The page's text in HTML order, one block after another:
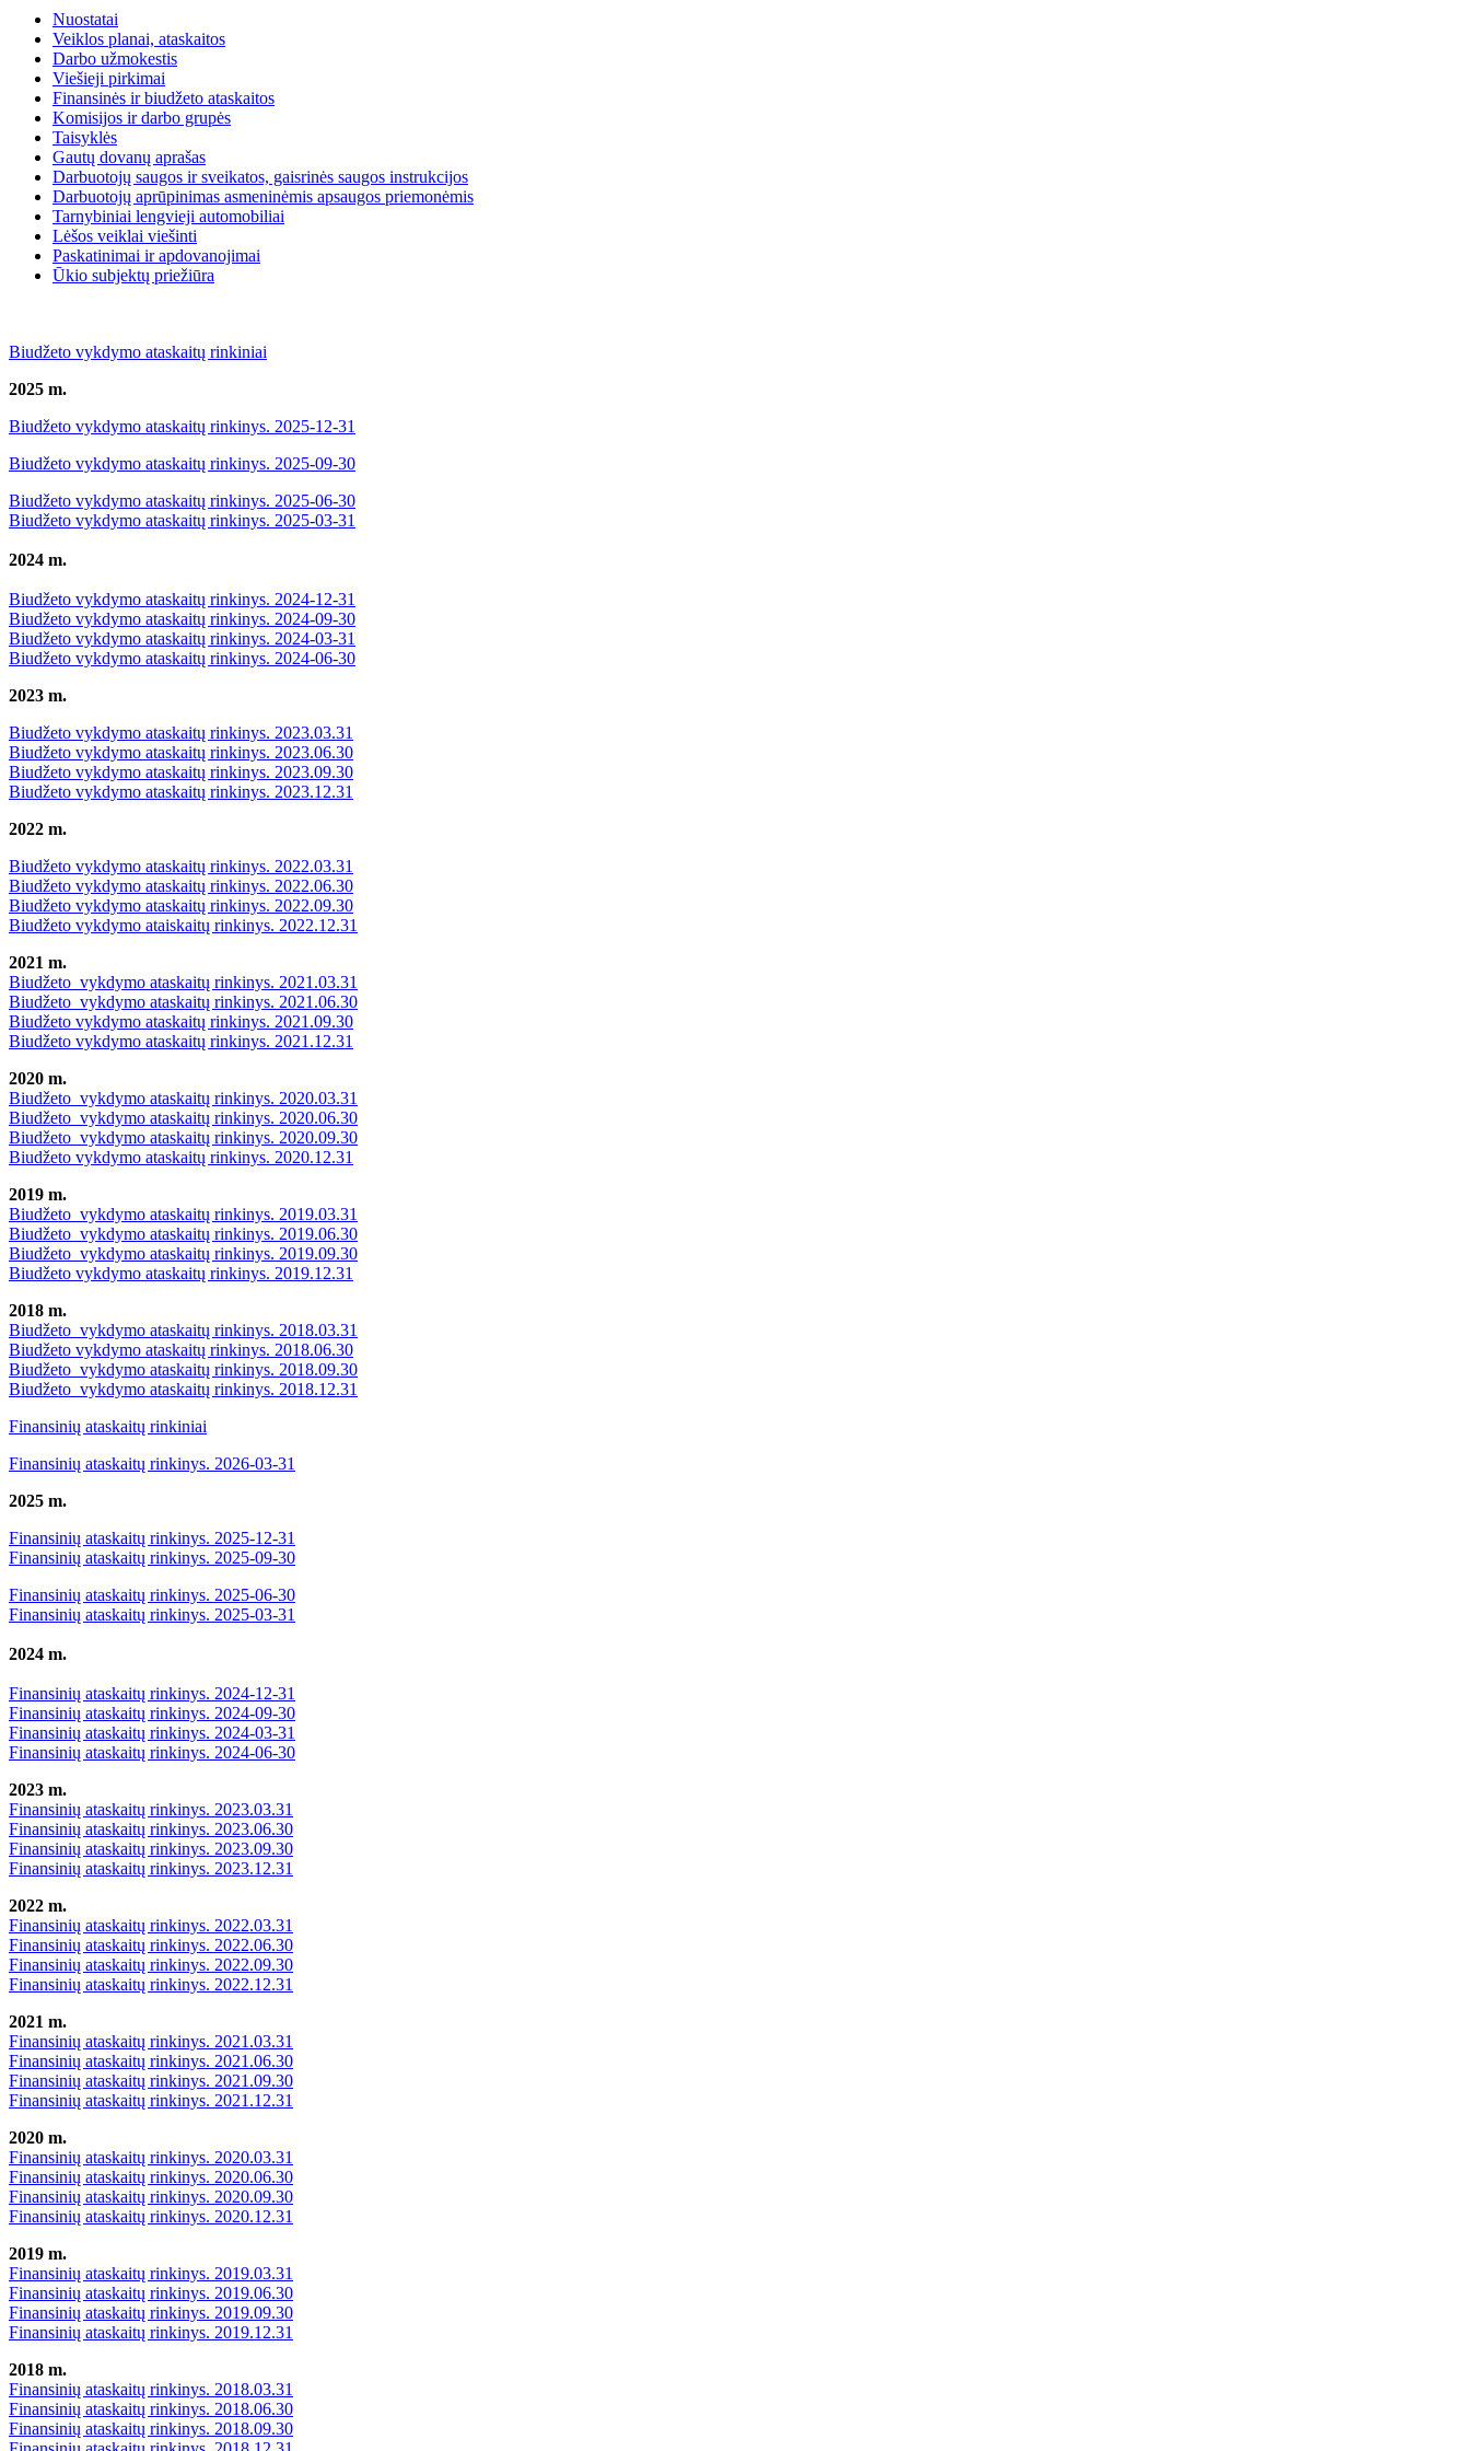
Nuostatai
Veiklos planai, ataskaitos
Darbo užmokestis
Viešieji pirkimai
Finansinės ir biudžeto ataskaitos
Komisijos ir darbo grupės
Taisyklės
Gautų dovanų aprašas
Darbuotojų saugos ir sveikatos, gaisrinės saugos instrukcijos
Darbuotojų aprūpinimas asmeninėmis apsaugos priemonėmis
Tarnybiniai lengvieji automobiliai
Lėšos veiklai viešinti
Paskatinimai ir apdovanojimai
Ūkio subjektų priežiūra
Biudžeto vykdymo ataskaitų rinkiniai
2025 m.
Biudžeto vykdymo ataskaitų rinkinys. 2025-12-31
Biudžeto vykdymo ataskaitų rinkinys. 2025-09-30
Biudžeto vykdymo ataskaitų rinkinys. 2025-06-30
Biudžeto vykdymo ataskaitų rinkinys. 2025-03-31
2024 m.
Biudžeto vykdymo ataskaitų rinkinys. 2024-12-31
Biudžeto vykdymo ataskaitų rinkinys. 2024-09-30
Biudžeto vykdymo ataskaitų rinkinys. 2024-03-31
Biudžeto vykdymo ataskaitų rinkinys. 2024-06-30
2023 m.
Biudžeto vykdymo ataskaitų rinkinys. 2023.03.31
Biudžeto vykdymo ataskaitų rinkinys. 2023.06.30
Biudžeto vykdymo ataskaitų rinkinys. 2023.09.30
Biudžeto vykdymo ataskaitų rinkinys. 2023.12.31
2022 m.
Biudžeto vykdymo ataskaitų rinkinys. 2022.03.31
Biudžeto vykdymo ataskaitų rinkinys. 2022.06.30
Biudžeto vykdymo ataskaitų rinkinys. 2022.09.30
Biudžeto vykdymo ataiskaitų rinkinys. 2022.12.31
2021 m.
Biudžeto vykdymo ataskaitų rinkinys. 2021.03.31
Biudžeto vykdymo ataskaitų rinkinys. 2021.06.30
Biudžeto vykdymo ataskaitų rinkinys. 2021.09.30
Biudžeto vykdymo ataskaitų rinkinys. 2021.12.31
2020 m.
Biudžeto vykdymo ataskaitų rinkinys. 2020.03.31
Biudžeto vykdymo ataskaitų rinkinys. 2020.06.30
Biudžeto vykdymo ataskaitų rinkinys. 2020.09.30
Biudžeto vykdymo ataskaitų rinkinys. 2020.12.31
2019 m.
Biudžeto vykdymo ataskaitų rinkinys. 2019.03.31
Biudžeto vykdymo ataskaitų rinkinys. 2019.06.30
Biudžeto vykdymo ataskaitų rinkinys. 2019.09.30
Biudžeto vykdymo ataskaitų rinkinys. 2019.12.31
2018 m.
Biudžeto vykdymo ataskaitų rinkinys. 2018.03.31
Biudžeto vykdymo ataskaitų rinkinys. 2018.06.30
Biudžeto vykdymo ataskaitų rinkinys. 2018.09.30
Biudžeto vykdymo ataskaitų rinkinys. 2018.12.31
Finansinių ataskaitų rinkiniai
Finansinių ataskaitų rinkinys. 2026-03-31
2025 m.
Finansinių ataskaitų rinkinys. 2025-12-31
Finansinių ataskaitų rinkinys. 2025-09-30
Finansinių ataskaitų rinkinys. 2025-06-30
Finansinių ataskaitų rinkinys. 2025-03-31
2024 m.
Finansinių ataskaitų rinkinys. 2024-12-31
Finansinių ataskaitų rinkinys. 2024-09-30
Finansinių ataskaitų rinkinys. 2024-03-31
Finansinių ataskaitų rinkinys. 2024-06-30
2023 m.
Finansinių ataskaitų rinkinys. 2023.03.31
Finansinių ataskaitų rinkinys. 2023.06.30
Finansinių ataskaitų rinkinys. 2023.09.30
Finansinių ataskaitų rinkinys. 2023.12.31
2022 m.
Finansinių ataskaitų rinkinys. 2022.03.31
Finansinių ataskaitų rinkinys. 2022.06.30
Finansinių ataskaitų rinkinys. 2022.09.30
Finansinių ataskaitų rinkinys. 2022.12.31
2021 m.
Finansinių ataskaitų rinkinys. 2021.03.31
Finansinių ataskaitų rinkinys. 2021.06.30
Finansinių ataskaitų rinkinys. 2021.09.30
Finansinių ataskaitų rinkinys. 2021.12.31
2020 m.
Finansinių ataskaitų rinkinys. 2020.03.31
Finansinių ataskaitų rinkinys. 2020.06.30
Finansinių ataskaitų rinkinys. 2020.09.30
Finansinių ataskaitų rinkinys. 2020.12.31
2019 m.
Finansinių ataskaitų rinkinys. 2019.03.31
Finansinių ataskaitų rinkinys. 2019.06.30
Finansinių ataskaitų rinkinys. 2019.09.30
Finansinių ataskaitų rinkinys. 2019.12.31
2018 m.
Finansinių ataskaitų rinkinys. 2018.03.31
Finansinių ataskaitų rinkinys. 2018.06.30
Finansinių ataskaitų rinkinys. 2018.09.30